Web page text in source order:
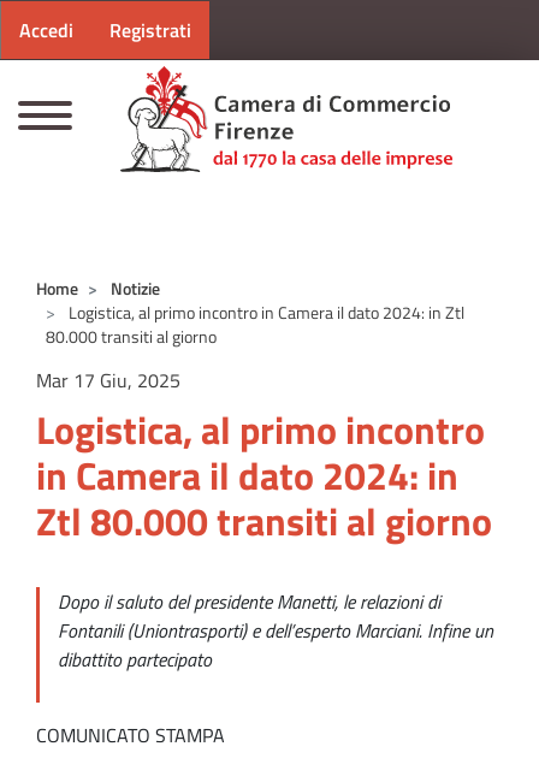
Menu profilo utente
Accedi Registrati
Home
Notizie
Logistica, al primo incontro in Camera il dato 2024: in Ztl
80.000 transiti al giorno
Mar 17 Giu, 2025
Logistica, al primo incontro
in Camera il dato 2024: in
Ztl 80.000 transiti al giorno
Dopo il saluto del presidente Manetti, le relazioni di
Fontanili (Uniontrasporti) e dell’esperto Marciani. Infine un
dibattito partecipato
COMUNICATO STAMPA